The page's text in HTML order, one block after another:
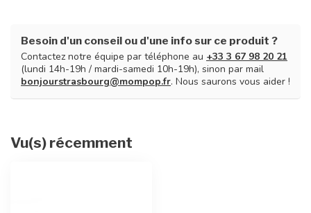
Besoin d'un conseil ou d'une info sur ce produit ?
Contactez notre équipe par téléphone au +33 3 67 98 20 21
(lundi 14h-19h / mardi-samedi 10h-19h), sinon par mail
bonjourstrasbourg@mompop.fr. Nous saurons vous aider !
Vu(s) récemment